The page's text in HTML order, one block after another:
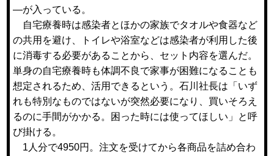
―が入っている。
自宅療養時は感染者とほかの家族でタオルや食器など
の共用を避け、トイレや浴室などは感染者が利用した後
に消毒する必要があることから、セット内容を選んだ。
単身の自宅療養時も体調不良で家事が困難になることも
想定されるため、活用できるという。石川社長は「いず
れも特別なものではないが突然必要になり、買いそろえ
るのに手間がかかる。困った時には使ってほしい」と呼
び掛ける。
1人分で4950円。注文を受けてから各商品を詰め合わ